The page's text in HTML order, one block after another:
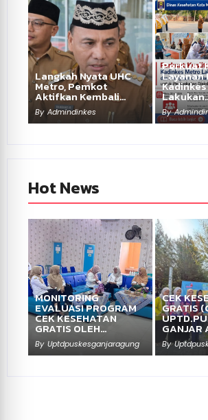
Langkah Nyata UHC
Metro, Pemkot
Aktifkan Kembali…
By Admindinkes
Perkuat
Layanan
By
Hot News
MONITORING
EVALUASI PROGRAM
CEK KESEHATAN
GRATIS OLEH…
By Uptdpuskesganjaragung
CEK
GRATIS
GANJAR
By